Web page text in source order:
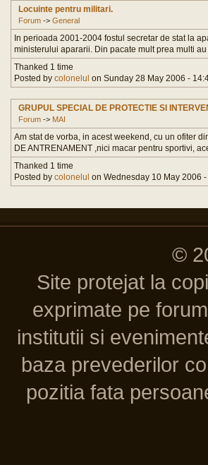
Locuinte pentru militari.
Forum -> General
In perioada 2001-2004 fostul secretar de stat la
ministerului apararii. Din pacate mult prea multi au
Thanked 1 time
Posted by colonelul on Sunday 28 May 2006 -
GRUPUL SPECIAL DE PROTECTIE SI
Forum -> MAI
Am stat de vorba, in acest weekend, cu un ofiter
DE ANTRENAMENT ,nici macar pentru sportivi,
Thanked 1 time
Posted by colonelul on Wednesday 10 May 2006
©
Site protejat la
exprimate pe
institutii si
baza prevederilor
pozitia fata